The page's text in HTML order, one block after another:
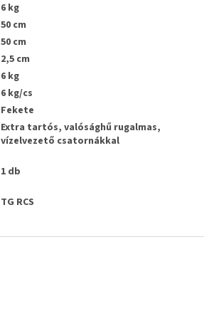
6 kg
50 cm
50 cm
2,5 cm
6 kg
6 kg/cs
Fekete
Extra tartós, valósághű rugalmas,
vízelvezető csatornákkal
1 db
TG RCS